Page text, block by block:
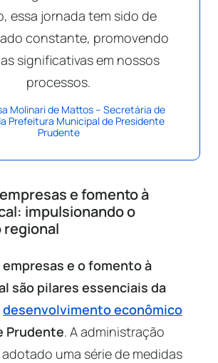
essa jornada tem sido de
constante, promovendo
significativas em nossos
processos.
Molinari de Mattos – Secretária de
Prefeitura Municipal de Presidente
Prudente
e fomento à
impulsionando o
e o fomento à
são pilares essenciais da
desenvolvimento econômico
Prudente. A administração
uma série de medidas